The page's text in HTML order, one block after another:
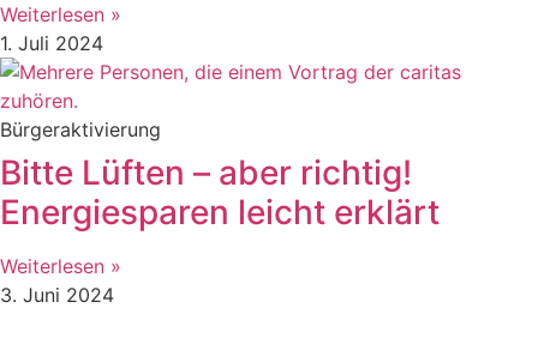
Weiterlesen »
1. Juli 2024
Bürgeraktivierung
Bitte Lüften – aber richtig!
Energiesparen leicht erklärt
Weiterlesen »
3. Juni 2024